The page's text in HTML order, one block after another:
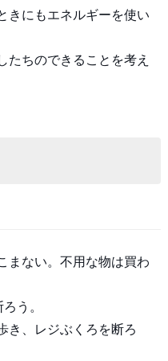
きにもエネルギーを使い
ちのできることを考え
まない。不用な物は買わ
う。
き、レジぶくろを断ろ